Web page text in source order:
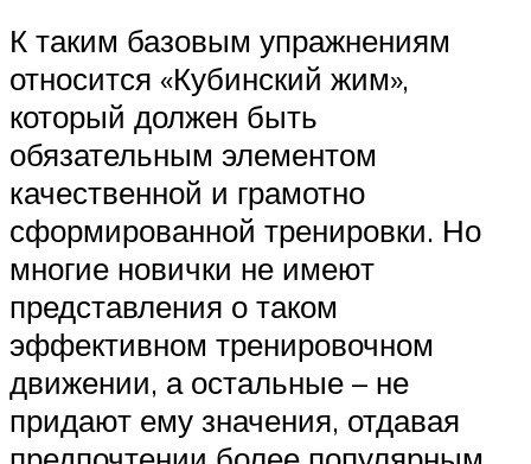
К таким базовым упражнениям
относится «Кубинский жим»,
который должен быть
обязательным элементом
качественной и грамотно
сформированной тренировки. Но
многие новички не имеют
представления о таком
эффективном тренировочном
движении, а остальные – не
придают ему значения, отдавая